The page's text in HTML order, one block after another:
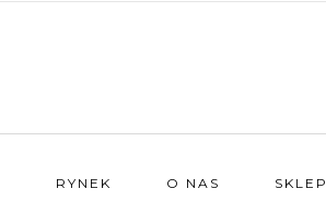
RYNEK O NAS SKLEP